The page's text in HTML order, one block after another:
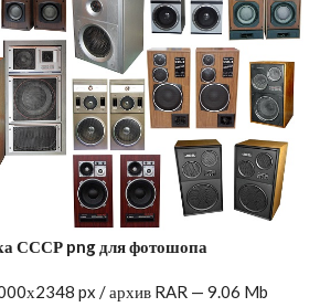
СССР png для фотошопа
px / архив RAR — 9.06 Mb